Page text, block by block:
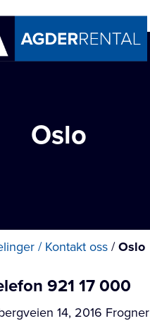
Oslo
/ Kontakt oss /Oslo
921 17 000
14, 2016 Frogner